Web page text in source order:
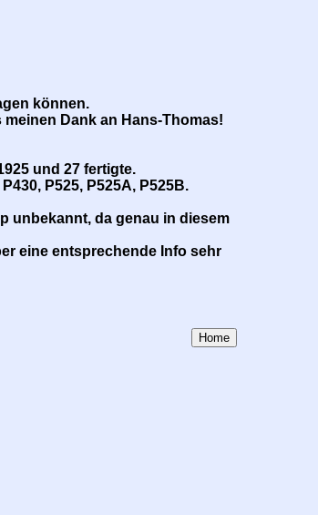
können.
Dank an Hans-Thomas!
und 27 fertigte.
P525, P525A, P525B.
unbekannt, da genau in diesem
eine entsprechende Info sehr